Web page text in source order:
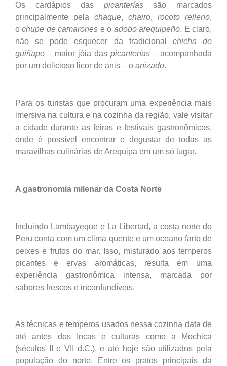
Os cardápios das picanteríassão marcados
principalmente pela chaque, chairo, rocoto relleno,
ochupe de camarones e o adobo arequipeño. E claro,
não se pode esquecer da tradicional chicha de
guiñapo – maior jóia das picanterías– acompanhada
por um delicioso licor de anis – o anizado.
Para os turistas que procuram uma experiência mais
imersiva na cultura e na cozinha da região, vale visitar
a cidade durante as feiras e festivais gastronômicos,
onde é possível encontrar e degustar de todas as
maravilhas culinárias de Arequipa em um só lugar.
A gastronomia milenar da Costa Norte
Incluindo Lambayeque e La Libertad, a costa norte do
Peru conta com um clima quente e um oceano farto de
peixes e frutos do mar. Isso, misturado aos temperos
picantes e ervas aromáticas, resulta em uma
experiência gastronômica intensa, marcada por
sabores frescos e inconfundíveis.
As técnicas e temperos usados nessa cozinha data de
até antes dos Incas e culturas como a Mochica
(séculos II e VII d.C.), e até hoje são utilizados pela
população do norte. Entre os pratos principais da